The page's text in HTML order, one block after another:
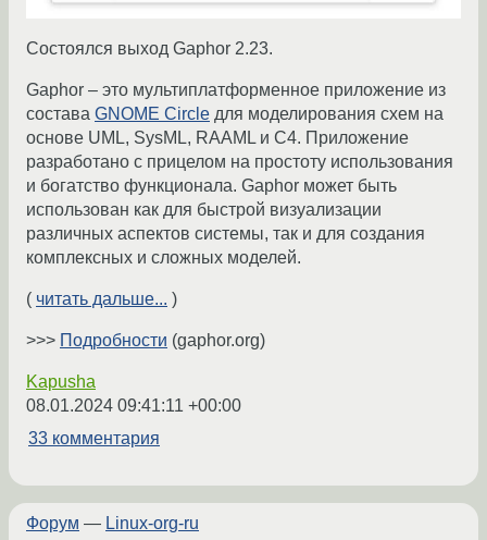
Состоялся выход Gaphor 2.23.
Gaphor – это мультиплатформенное приложение из
состава GNOME Circle для моделирования схем на
основе UML, SysML, RAAML и C4. Приложение
разработано с прицелом на простоту использования
и богатство функционала. Gaphor может быть
использован как для быстрой визуализации
различных аспектов системы, так и для создания
комплексных и сложных моделей.
( читать дальше... )
>>> Подробности (gaphor.org)
Kapusha
08.01.2024 09:41:11 +00:00
33 комментария
Форум — Linux-org-ru